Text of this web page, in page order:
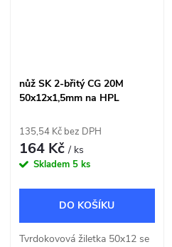
nůž SK 2-břitý CG 20M
50x12x1,5mm na HPL
135,54 Kč bez DPH
164 Kč/ ks
Skladem 5 ks
DO KOŠÍKU
Tvrdokovová žiletka 50x12 se